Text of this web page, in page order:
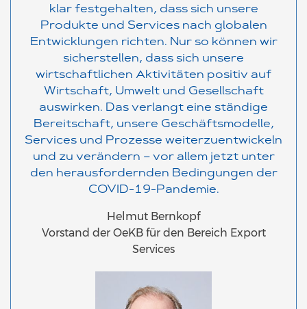
klar festgehalten, dass sich unsere
Produkte und Services nach globalen
Entwicklungen richten. Nur so können wir
sicherstellen, dass sich unsere
wirtschaftlichen Aktivitäten positiv auf
Wirtschaft, Umwelt und Gesellschaft
auswirken. Das verlangt eine ständige
Bereitschaft, unsere Geschäftsmodelle,
Services und Prozesse weiterzuentwickeln
und zu verändern – vor allem jetzt unter
den herausfordernden Bedingungen der
COVID-19-Pandemie.
Helmut Bernkopf
Vorstand der OeKB für den Bereich Export
Services